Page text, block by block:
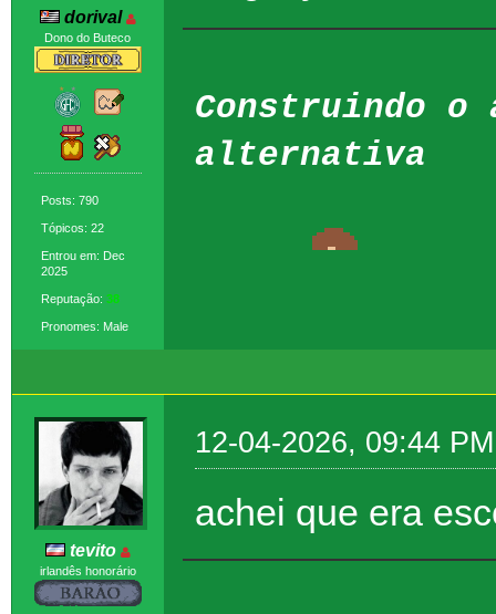
dorival
Dono do Buteco
Posts: 790
Tópicos: 22
Entrou em: Dec
2025
Reputação: 38
Pronomes: Male
Construindo o
alternativa
tevito
irlandês honorário
12-04-2026, 09:44 PM
achei que era